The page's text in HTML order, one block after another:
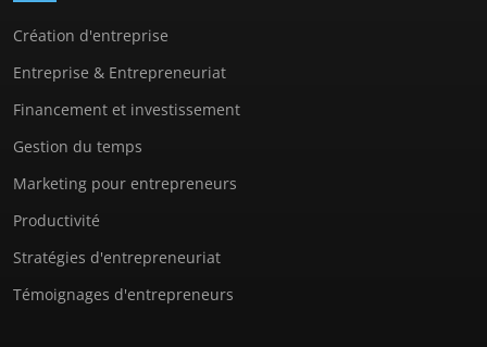
Création d'entreprise
Entreprise & Entrepreneuriat
Financement et investissement
Gestion du temps
Marketing pour entrepreneurs
Productivité
Stratégies d'entrepreneuriat
Témoignages d'entrepreneurs